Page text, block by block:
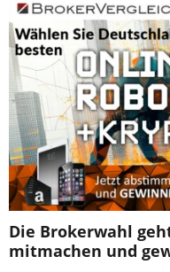
Die Brokerwahl
mitmachen und